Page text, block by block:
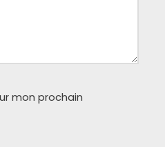
mon prochain